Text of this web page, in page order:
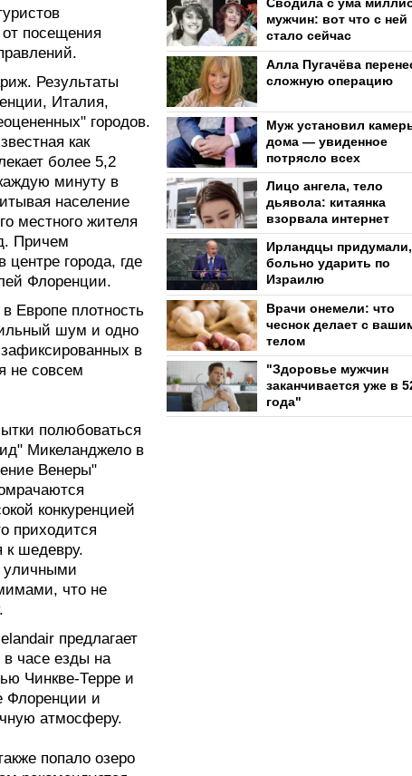
от посещения
Результаты
Италия,
городов.
как
более 5,2
минуту в
население
местного жителя
Причем
центре города, где
Флоренции.
Европе плотность
шум и одно
в
не совсем
полюбоваться
Микеланджело в
Венеры"
конкуренцией
приходится
к шедевру.
уличными
что не
предлагает
в часе езды на
Чинкве-Терре и
Флоренции и
атмосферу.
попало озеро